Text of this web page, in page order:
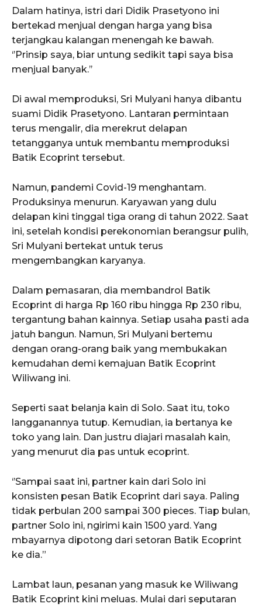
Dalam hatinya, istri dari Didik Prasetyono ini
bertekad menjual dengan harga yang bisa
terjangkau kalangan menengah ke bawah.
‘’Prinsip saya, biar untung sedikit tapi saya bisa
menjual banyak.’’
Di awal memproduksi, Sri Mulyani hanya dibantu
suami Didik Prasetyono. Lantaran permintaan
terus mengalir, dia merekrut delapan
tetangganya untuk membantu memproduksi
Batik Ecoprint tersebut.
Namun, pandemi Covid-19 menghantam.
Produksinya menurun. Karyawan yang dulu
delapan kini tinggal tiga orang di tahun 2022. Saat
ini, setelah kondisi perekonomian berangsur pulih,
Sri Mulyani bertekat untuk terus
mengembangkan karyanya.
Dalam pemasaran, dia membandrol Batik
Ecoprint di harga Rp 160 ribu hingga Rp 230 ribu,
tergantung bahan kainnya. Setiap usaha pasti ada
jatuh bangun. Namun, Sri Mulyani bertemu
dengan orang-orang baik yang membukakan
kemudahan demi kemajuan Batik Ecoprint
Wiliwang ini.
Seperti saat belanja kain di Solo. Saat itu, toko
langganannya tutup. Kemudian, ia bertanya ke
toko yang lain. Dan justru diajari masalah kain,
yang menurut dia pas untuk ecoprint.
‘’Sampai saat ini, partner kain dari Solo ini
konsisten pesan Batik Ecoprint dari saya. Paling
tidak perbulan 200 sampai 300 pieces. Tiap bulan,
partner Solo ini, ngirimi kain 1500 yard. Yang
mbayarnya dipotong dari setoran Batik Ecoprint
ke dia.”
Lambat laun, pesanan yang masuk ke Wiliwang
Batik Ecoprint kini meluas. Mulai dari seputaran